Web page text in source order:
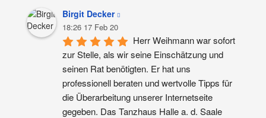
Birgit Decker
18:26 17 Feb 20
Herr Weihmann war sofort
zur Stelle, als wir seine Einschätzung und
seinen Rat benötigten. Er hat uns
professionell beraten und wertvolle Tipps für
die Überarbeitung unserer Internetseite
gegeben. Das Tanzhaus Halle a. d. Saale